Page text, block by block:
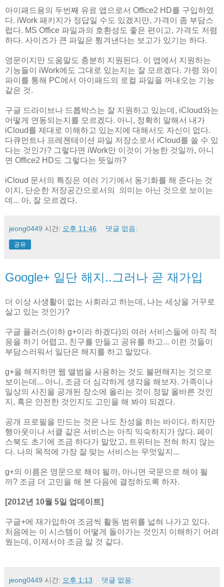
아이패드용의 두번째 유료 앱으로서 Office2 HD를 구입하였
다. iWork 패키지가 정답일 수도 있겠지만, 가격이 좀 부담스
럽다. MS Office 파일과의 호환성도 좋은 편이고, 가격도 저렴
하다. 사이즈가 큰 파일은 튕겨낸다는 보고가 있기는 하다.
영문이지만 도움말도 충분히 지원된다. 이 앱에서 지원하는
기능들이 iWork에도 그대로 있는지는 잘 모르겠다. 가령 와이
파이를 통해 PC에서 아이패드의 로컬 파일을 꺼내오는 기능
같은 것.
구글 드라이브나 드롭박스는 잘 지원하고 있는데, iCloud와는
어떻게 연동되는지를 모르겠다. 아니, 정확히 말해서 내가
iCloud를 제대로 이해하고 있는지에 대해서도 자신이 없다.
다큐먼트나 프레젠테이션 파일 저장소로서 iCloud를 쓸 수 있
다는 것인가? 그렇다면 iWork만 이것이 가능한 것일까, 아니
면 Office2 HD도 그렇다는 뜻일까?
iCloud 문서의 특징은 여러 기기에서 동기화를 해 준다는 것
이지, 단순한 저장공간으로서의 의미는 아닌 것으로 보이는
데... 아, 잘 모르겠다.
jeong0449 시간: 오후 11:46 댓글 없음:
공유
Google+ 일단 해지..그러나 곧 재가입
더 이상 사생활이 없는 사회라고 하는데, 나는 세상을 거꾸로
살고 있는 것인가?
구글 플러스(이하 g+이라 하겠다)의 여러 서비스들에 아직 적
응을 하기 어렵고, 친구를 만들고 공유를 하고... 이런 것들이
부담스러워서 일단은 해지를 하고 말았다.
g+을 해지하면 웹 앨범을 사용하는 것도 불편해지는 것으로
보이는데... 아니, 조금 더 심각하게 생각을 해보자. 가족이나
일상의 사진을 공개된 장소에 올리는 것이 정말 올바른 것인
지, 혹은 안전한 것인지도 고민을 해 봐야 되겠다.
공개 프로필을 만드는 것은 나도 찬성을 하는 바이다. 하지만
행아웃이나 서클 같은 서비스는 아직 익숙하지가 않다. 페이
스북도 초기에 조금 하다가 말았고, 트위터는 전혀 하지 않는
다. 나의 목적에 가장 잘 맞는 서비스는 무엇일지...
g+의 이름은 영문으로 해야 될까, 아니면 국문으로 해야 될
까? 조금 더 고민을 해 본 다음에 결정하도록 하자.
[2012년 10월 5일 업데이트]
구글+에 재가입하여 조금씩 활동 범위를 넓혀 나가고 있다.
처음에는 이 시스템이 어떻게 돌아가는 것인지 이해하기 어려
웠는데, 이제서야 조금 알 것 같다.
jeong0449 시간: 오후 1:13 댓글 없음: